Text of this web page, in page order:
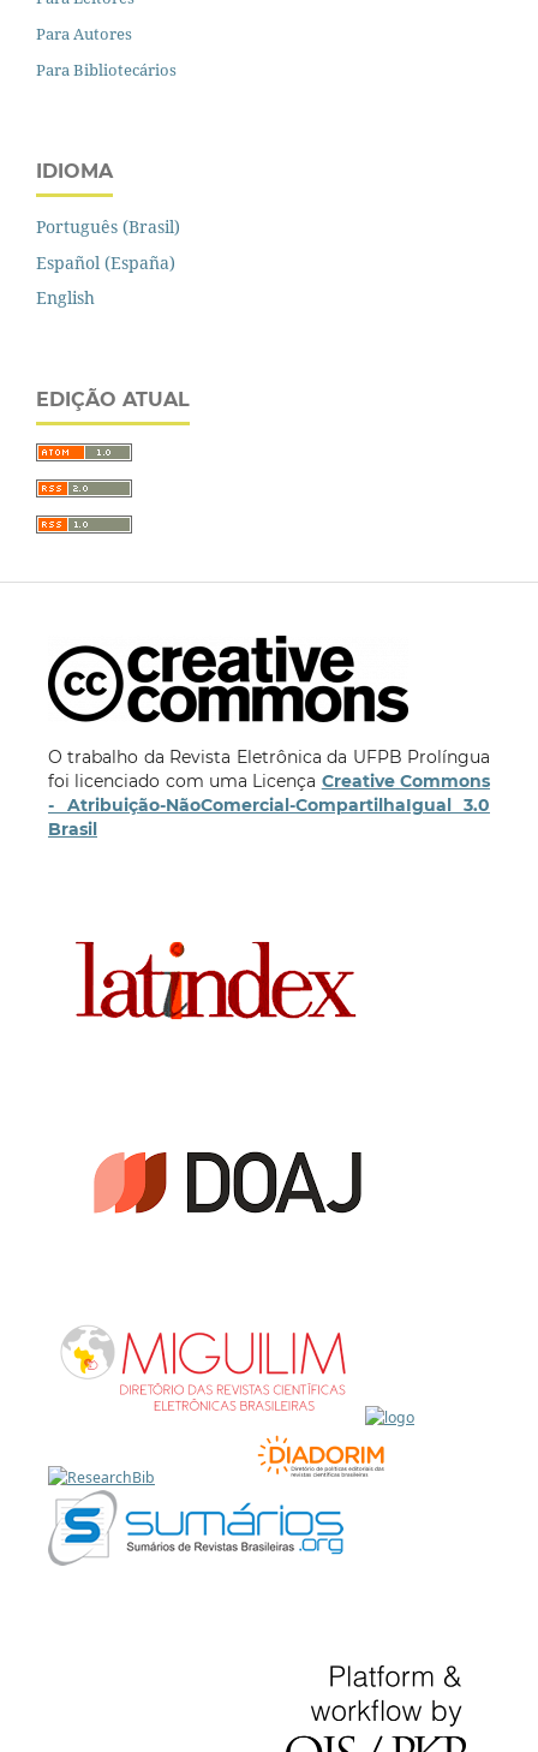
Para Autores
Para Bibliotecários
IDIOMA
Português (Brasil)
Español (España)
English
EDIÇÃO ATUAL
O trabalho da Revista Eletrônica da UFPB Prolíngua
foi licenciado com uma Licença Creative Commons
- Atribuição-NãoComercial-CompartilhaIgual 3.0
Brasil